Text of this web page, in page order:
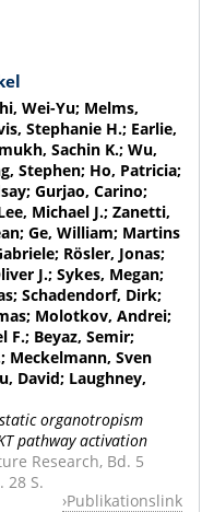
Wei-Yu; Melms,
Stephanie H.; Earlie,
Sachin K.; Wu,
Stephen; Ho, Patricia;
Gurjao, Carino;
Michael J.; Zanetti,
Ge, William; Martins
Rösler, Jonas;
J.; Sykes, Megan;
Schadendorf, Dirk;
Molotkov, Andrei;
F.; Beyaz, Semir;
Meckelmann, Sven
David; Laughney,
organotropism
pathway activation
Research, Bd. 5
28 S.
Publikationslink